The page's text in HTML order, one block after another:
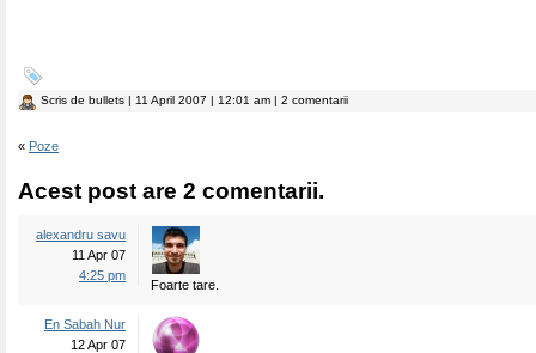
Scris de bullets | 11 April 2007 | 12:01 am | 2 comentarii
« Poze
Acest post are 2 comentarii.
alexandru savu
11 Apr 07
4:25 pm
Foarte tare.
En Sabah Nur
12 Apr 07